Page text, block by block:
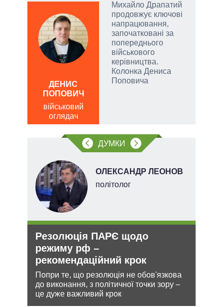
Михайло Драпатий
продовжує ключові
напрацювання,
започатковані за
попереднього
військового
керівництва.
Колонка Дениса
Поповича
ДЕНИС
ПОПОВИЧ
військовий
оглядач
ДУМКИ
ОЛЕКСАНДР ЛЕОНОВ
політолог
Резолюція ПАРЄ щодо
режиму рф –
рекомендаційний крок
Попри те, що резолюція не обов'язкова
до виконання, з політичної точки зору –
це дуже важливий крок